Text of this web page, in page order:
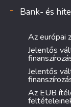
Bank- és
Az európai
Jelentős
Jelentős
Az EUB